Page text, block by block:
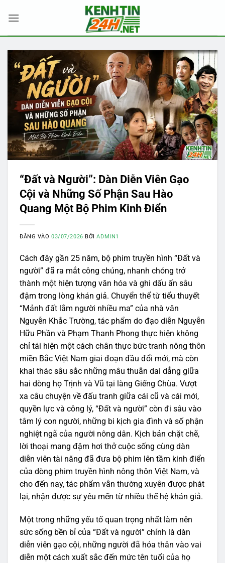
qua
“Đất và Người”: Dàn Diễn Viên Gạo
Cội và Những Số Phận Sau Hào
Quang Một Bộ Phim Kinh Điển
ĐĂNG VÀO03/07/2026 BỞIADMIN1
Cách đây gần 25 năm, bộ phim truyền hình “Đất và
người” đã ra mắt công chúng, nhanh chóng trở
thành một hiện tượng văn hóa và ghi dấu ấn sâu
đậm trong lòng khán giả. Chuyển thể từ tiểu thuyết
“Mảnh đất lắm người nhiều ma” của nhà văn
Nguyễn Khắc Trường, tác phẩm do đạo diễn Nguyễn
Hữu Phần và Phạm Thanh Phong thực hiện không
chỉ tái hiện một cách chân thực bức tranh nông thôn
miền Bắc Việt Nam giai đoạn đầu đổi mới, mà còn
khai thác sâu sắc những mâu thuẫn dai dẳng giữa
hai dòng họ Trịnh và Vũ tại làng Giếng Chùa. Vượt
xa câu chuyện về đấu tranh giữa cái cũ và cái mới,
quyền lực và công lý, “Đất và người” còn đi sâu vào
tâm lý con người, những bi kịch gia đình và số phận
nghiệt ngã của người nông dân. Kịch bản chặt chẽ,
lời thoại mang đậm hơi thở cuộc sống cùng dàn
diễn viên tài năng đã đưa bộ phim lên tầm kinh điển
của dòng phim truyền hình nông thôn Việt Nam, và
cho đến nay, tác phẩm vẫn thường xuyên được phát
lại, nhận được sự yêu mến từ nhiều thế hệ khán giả.
Một trong những yếu tố quan trọng nhất làm nên
sức sống bền bỉ của “Đất và người” chính là dàn
diễn viên gạo cội, những người đã hóa thân vào vai
diễn một cách xuất sắc đến mức tên tuổi của họ